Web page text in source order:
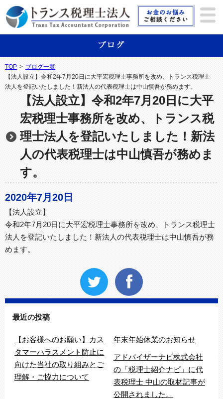
TOP > ブログ一覧
【法人設立】令和2年7月20日に大平宏税理士事務所を改め、トランス税理士
法人を登記いたしました！新法人の代表税理士は中山慎吾が務めます。
【法人設立】令和2年7月20日に大平
宏税理士事務所を改め、トランス税
理士法人を登記いたしました！新法
人の代表税理士は中山慎吾が務めま
す。
2020年7月20日
【法人設立】
令和2年7月20日に大平宏税理士事務所を改め、トランス税理士
法人を登記いたしました！新法人の代表税理士は中山慎吾が務
めます。
最近の投稿
【お客様へのお願い】カス
タマーハラスメント防止に
向けた当社の取り組みとご
理解・ご協力について
年末年始休業のお知らせ
アドバイザーナビ株式会社
の「税理士紹介ナビ」に代
表税理士 中山の取材記事が
公開されました。